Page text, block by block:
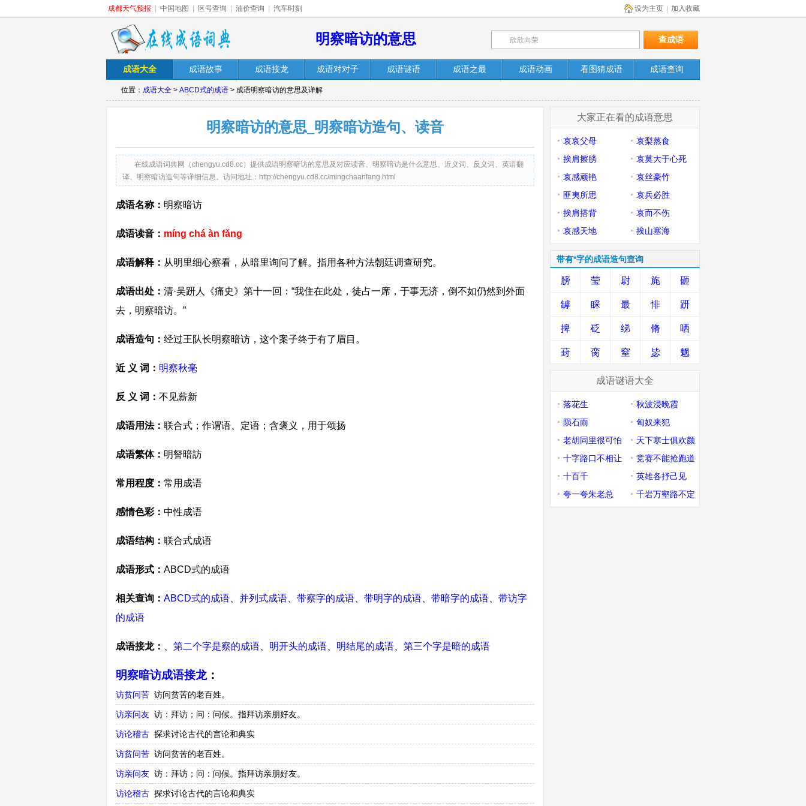
成都天气预报 中国地图 区号查询 油价查询 汽车时刻 加入收藏
设为主页
明察暗访的意思
成语大全 成语故事 成语接龙 成语对对子 成语谜语 成语之最 成语动画 看图猜成语 成语查询
位置： 成语大全 > ABCD式的成语 > 成语明察暗访的意思及详解
明察暗访的意思_明察暗访造句、读音
在线成语词典网（chengyu.cd8.cc）提供成语明察暗访的意思及对应读音、明察暗访是什么意思、近义词、反义词、英语翻
译、明察暗访造句等详细信息。访问地址：http://chengyu.cd8.cc/mingchaanfang.html
成语名称： 明察暗访
成语读音： míng chá àn fǎng
成语解释： 从明里细心察看，从暗里询问了解。指用各种方法朝廷调查研究。
成语出处： 清·吴趼人《痛史》第十一回：“我住在此处，徒占一席，于事无济，倒不如仍然到外面
去，明察暗访。”
成语造句： 经过王队长明察暗访，这个案子终于有了眉目。
近 义 词： 明察秋毫
反 义 词： 不见薪新
成语用法： 联合式；作谓语、定语；含褒义，用于颂扬
成语繁体： 明詧暗訪
常用程度： 常用成语
感情色彩： 中性成语
成语结构： 联合式成语
成语形式： ABCD式的成语
相关查询： ABCD式的成语 并列式成语 带察字的成语 带明字的成语 带暗字的成语
带访字
的成语
成语接龙： 第二个字是察的成语 明开头的成语 明结尾的成语 第三个字是暗的成语
明察暗访成语接龙：
访贫问苦 访问贫苦的老百姓。
访亲问友 访：拜访；问：问候。指拜访亲朋好友。
访论稽古 探求讨论古代的言论和典实
访贫问苦 访问贫苦的老百姓。
访亲问友 访：拜访；问：问候。指拜访亲朋好友。
访论稽古 探求讨论古代的言论和典实
大家正在看的成语意思
哀哀父母
哀梨蒸食
挨肩擦膀
哀莫大于心死
哀感顽艳
哀丝豪竹
匪夷所思
哀兵必胜
挨肩搭背
哀而不伤
哀感天地
挨山塞海
带有*字的成语造句查询
膀 莹 尉 旄 砸
罅 睬 最 悱 趼
捭 砭 绨 脩 哂
葑 脔 窒 毖 魍
成语谜语大全
落花生
秋波浸晚霞
陨石雨
匈奴来犯
老胡同里很可怕
天下寒士俱欢颜
十字路口不相让
竞赛不能抢跑道
十百千
英雄各抒己见
夸一夸朱老总
千岩万壑路不定